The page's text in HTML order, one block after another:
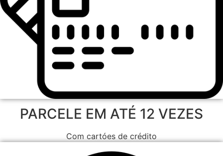
PARCELE EM ATÉ 12 VEZES
Com cartóes de crédito